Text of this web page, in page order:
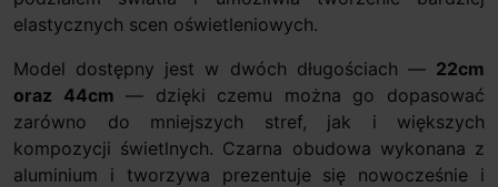
elastycznych scen oświetleniowych.
Model dostępny jest w dwóch długościach — 22cm
oraz 44cm — dzięki czemu można go dopasować
zarówno do mniejszych stref, jak i większych
kompozycji świetlnych. Czarna obudowa wykonana z
aluminium i tworzywa prezentuje się nowocześnie i